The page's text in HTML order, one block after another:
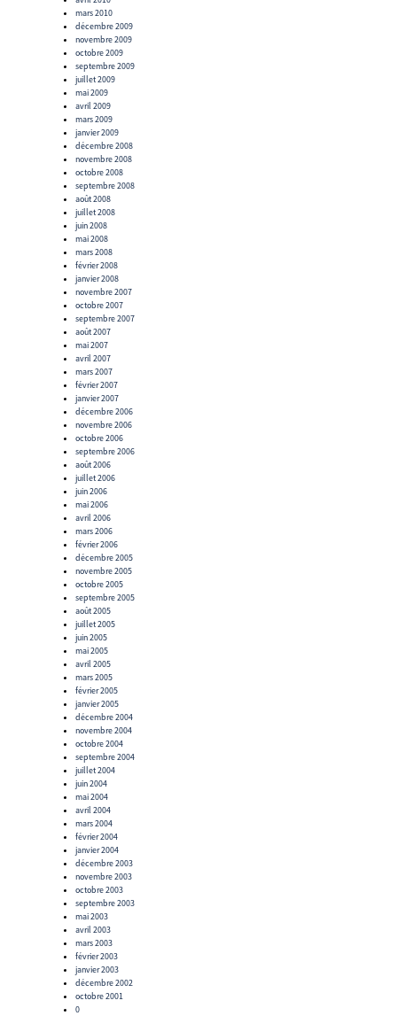
mars 2010
décembre 2009
novembre 2009
octobre 2009
septembre 2009
juillet 2009
mai 2009
avril 2009
mars 2009
janvier 2009
décembre 2008
novembre 2008
octobre 2008
septembre 2008
août 2008
juillet 2008
juin 2008
mai 2008
mars 2008
février 2008
janvier 2008
novembre 2007
octobre 2007
septembre 2007
août 2007
mai 2007
avril 2007
mars 2007
février 2007
janvier 2007
décembre 2006
novembre 2006
octobre 2006
septembre 2006
août 2006
juillet 2006
juin 2006
mai 2006
avril 2006
mars 2006
février 2006
décembre 2005
novembre 2005
octobre 2005
septembre 2005
août 2005
juillet 2005
juin 2005
mai 2005
avril 2005
mars 2005
février 2005
janvier 2005
décembre 2004
novembre 2004
octobre 2004
septembre 2004
juillet 2004
juin 2004
mai 2004
avril 2004
mars 2004
février 2004
janvier 2004
décembre 2003
novembre 2003
octobre 2003
septembre 2003
mai 2003
avril 2003
mars 2003
février 2003
janvier 2003
décembre 2002
octobre 2001
0